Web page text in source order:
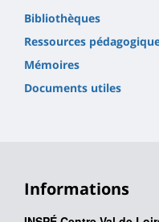
Bibliothèques
Ressources
Mémoires
Documents utiles
Informations